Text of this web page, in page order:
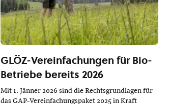
GLÖZ-Vereinfachungen für Bio-
Betriebe bereits 2026
Mit 1. Jänner 2026 sind die Rechtsgrundlagen für
das GAP-Vereinfachungspaket 2025 in Kraft